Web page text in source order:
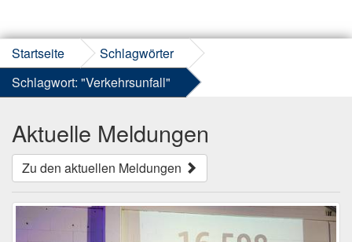
Startseite
Schlagwörter
Schlagwort: "Verkehrsunfall"
Aktuelle Meldungen
Zu den aktuellen Meldungen